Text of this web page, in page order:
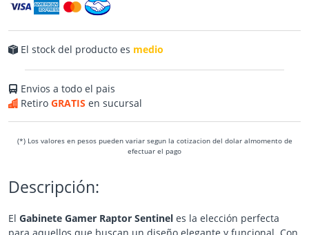
El stock del producto es medio
Envios a todo el pais
Retiro GRATIS en sucursal
(*) Los valores en pesos pueden variar segun la cotizacion del dolar almomento de
efectuar el pago
Descripción:
El Gabinete Gamer Raptor Sentinel es la elección perfecta